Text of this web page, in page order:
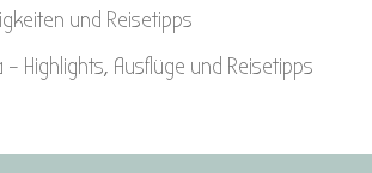
und Reisetipps
Highlights, Ausflüge und Reisetipps